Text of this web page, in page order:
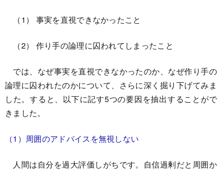
（1） 事実を直視できなかったこと
（2） 作り手の論理に囚われてしまったこと
では、なぜ事実を直視できなかったのか、なぜ作り手の
論理に囚われたのかについて、さらに深く掘り下げてみま
した。すると、以下に記す5つの要因を抽出することがで
きました。
（1）周囲のアドバイスを無視しない
人間は自分を過大評価しがちです。自信過剰だと周囲か